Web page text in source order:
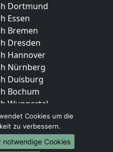
Dortmund
Essen
Bremen
Dresden
Hannover
Nürnberg
Duisburg
Bochum
Wuppertal
Bielefeld
Bonn
Münster
Cookies um die
zu verbessern.
notwendige Cookies